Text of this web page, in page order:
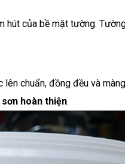
của bề mặt tường.
chuẩn, đồng đều và
sơn hoàn thiện.